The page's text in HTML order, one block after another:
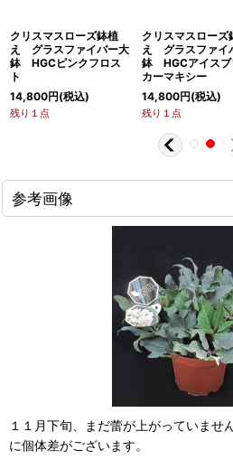
クリスマスローズ鉢植
え グラスファイバー大
鉢 HGCピンクフロス
ト
14,800円(税込)
残り１点
クリスマスローズ
え グラスファイ
鉢 HGCアイスブ
カーマキシー
14,800円(税込)
残り１点
参考画像
１１月下旬、まだ蕾が上がっていませ
に個体差がございます。